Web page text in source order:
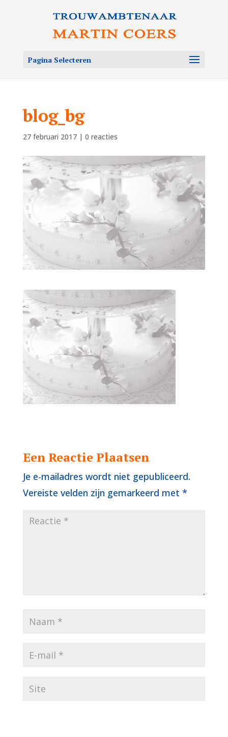
Pagina Selecteren
blog_bg
27 februari 2017| 0 reacties
Een Reactie Plaatsen
Je e-mailadres wordt niet gepubliceerd.
Vereiste velden zijn gemarkeerd met *